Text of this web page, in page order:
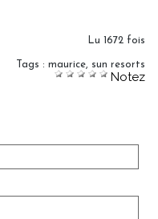
Lu 1672 fois
Tags : maurice, sun resorts
Notez